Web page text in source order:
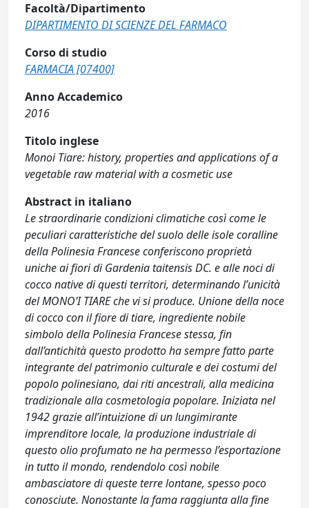
Facoltà/Dipartimento
DIPARTIMENTO DI SCIENZE DEL FARMACO
Corso di studio
FARMACIA [07400]
Anno Accademico
2016
Titolo inglese
Monoi Tiare: history, properties and applications of a
vegetable raw material with a cosmetic use
Abstract in italiano
Le straordinarie condizioni climatiche così come le
peculiari caratteristiche del suolo delle isole coralline
della Polinesia Francese conferiscono proprietà
uniche ai fiori di Gardenia taitensis DC. e alle noci di
cocco native di questi territori, determinando l’unicità
del MONO’I TIARE che vi si produce. Unione della noce
di cocco con il fiore di tiare, ingrediente nobile
simbolo della Polinesia Francese stessa, fin
dall’antichità questo prodotto ha sempre fatto parte
integrante del patrimonio culturale e dei costumi del
popolo polinesiano, dai riti ancestrali, alla medicina
tradizionale alla cosmetologia popolare. Iniziata nel
1942 grazie all’intuizione di un lungimirante
imprenditore locale, la produzione industriale di
questo olio profumato ne ha permesso l’esportazione
in tutto il mondo, rendendolo così nobile
ambasciatore di queste terre lontane, spesso poco
conosciute. Nonostante la fama raggiunta alla fine